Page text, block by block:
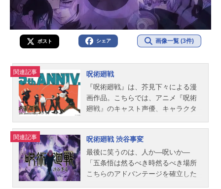
ポスト シェア 画像一覧 (3件)
関連記事
呪術廻戦
『呪術廻戦』は、芥見下々による漫
画作品。こちらでは、アニメ『呪術
廻戦』のキャスト声優、キャラクタ
メ記事をご紹介！『呪術廻戦』各作
品の詳細はこちら
関連記事
呪術廻戦 渋谷事変
最後に笑うのは、人か―呪いか―
「五条悟は然るべき時然るべき場所
こちらのアドバンテージを確立した